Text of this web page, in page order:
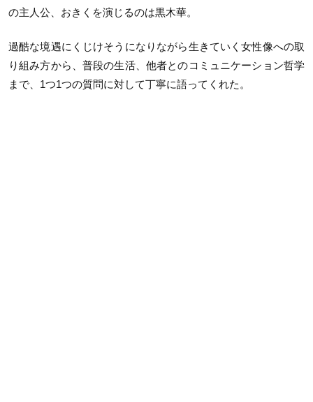
の主人公、おきくを演じるのは黒木華。
過酷な境遇にくじけそうになりながら生きていく女性像への取
り組み方から、普段の生活、他者とのコミュニケーション哲学
まで、1つ1つの質問に対して丁寧に語ってくれた。